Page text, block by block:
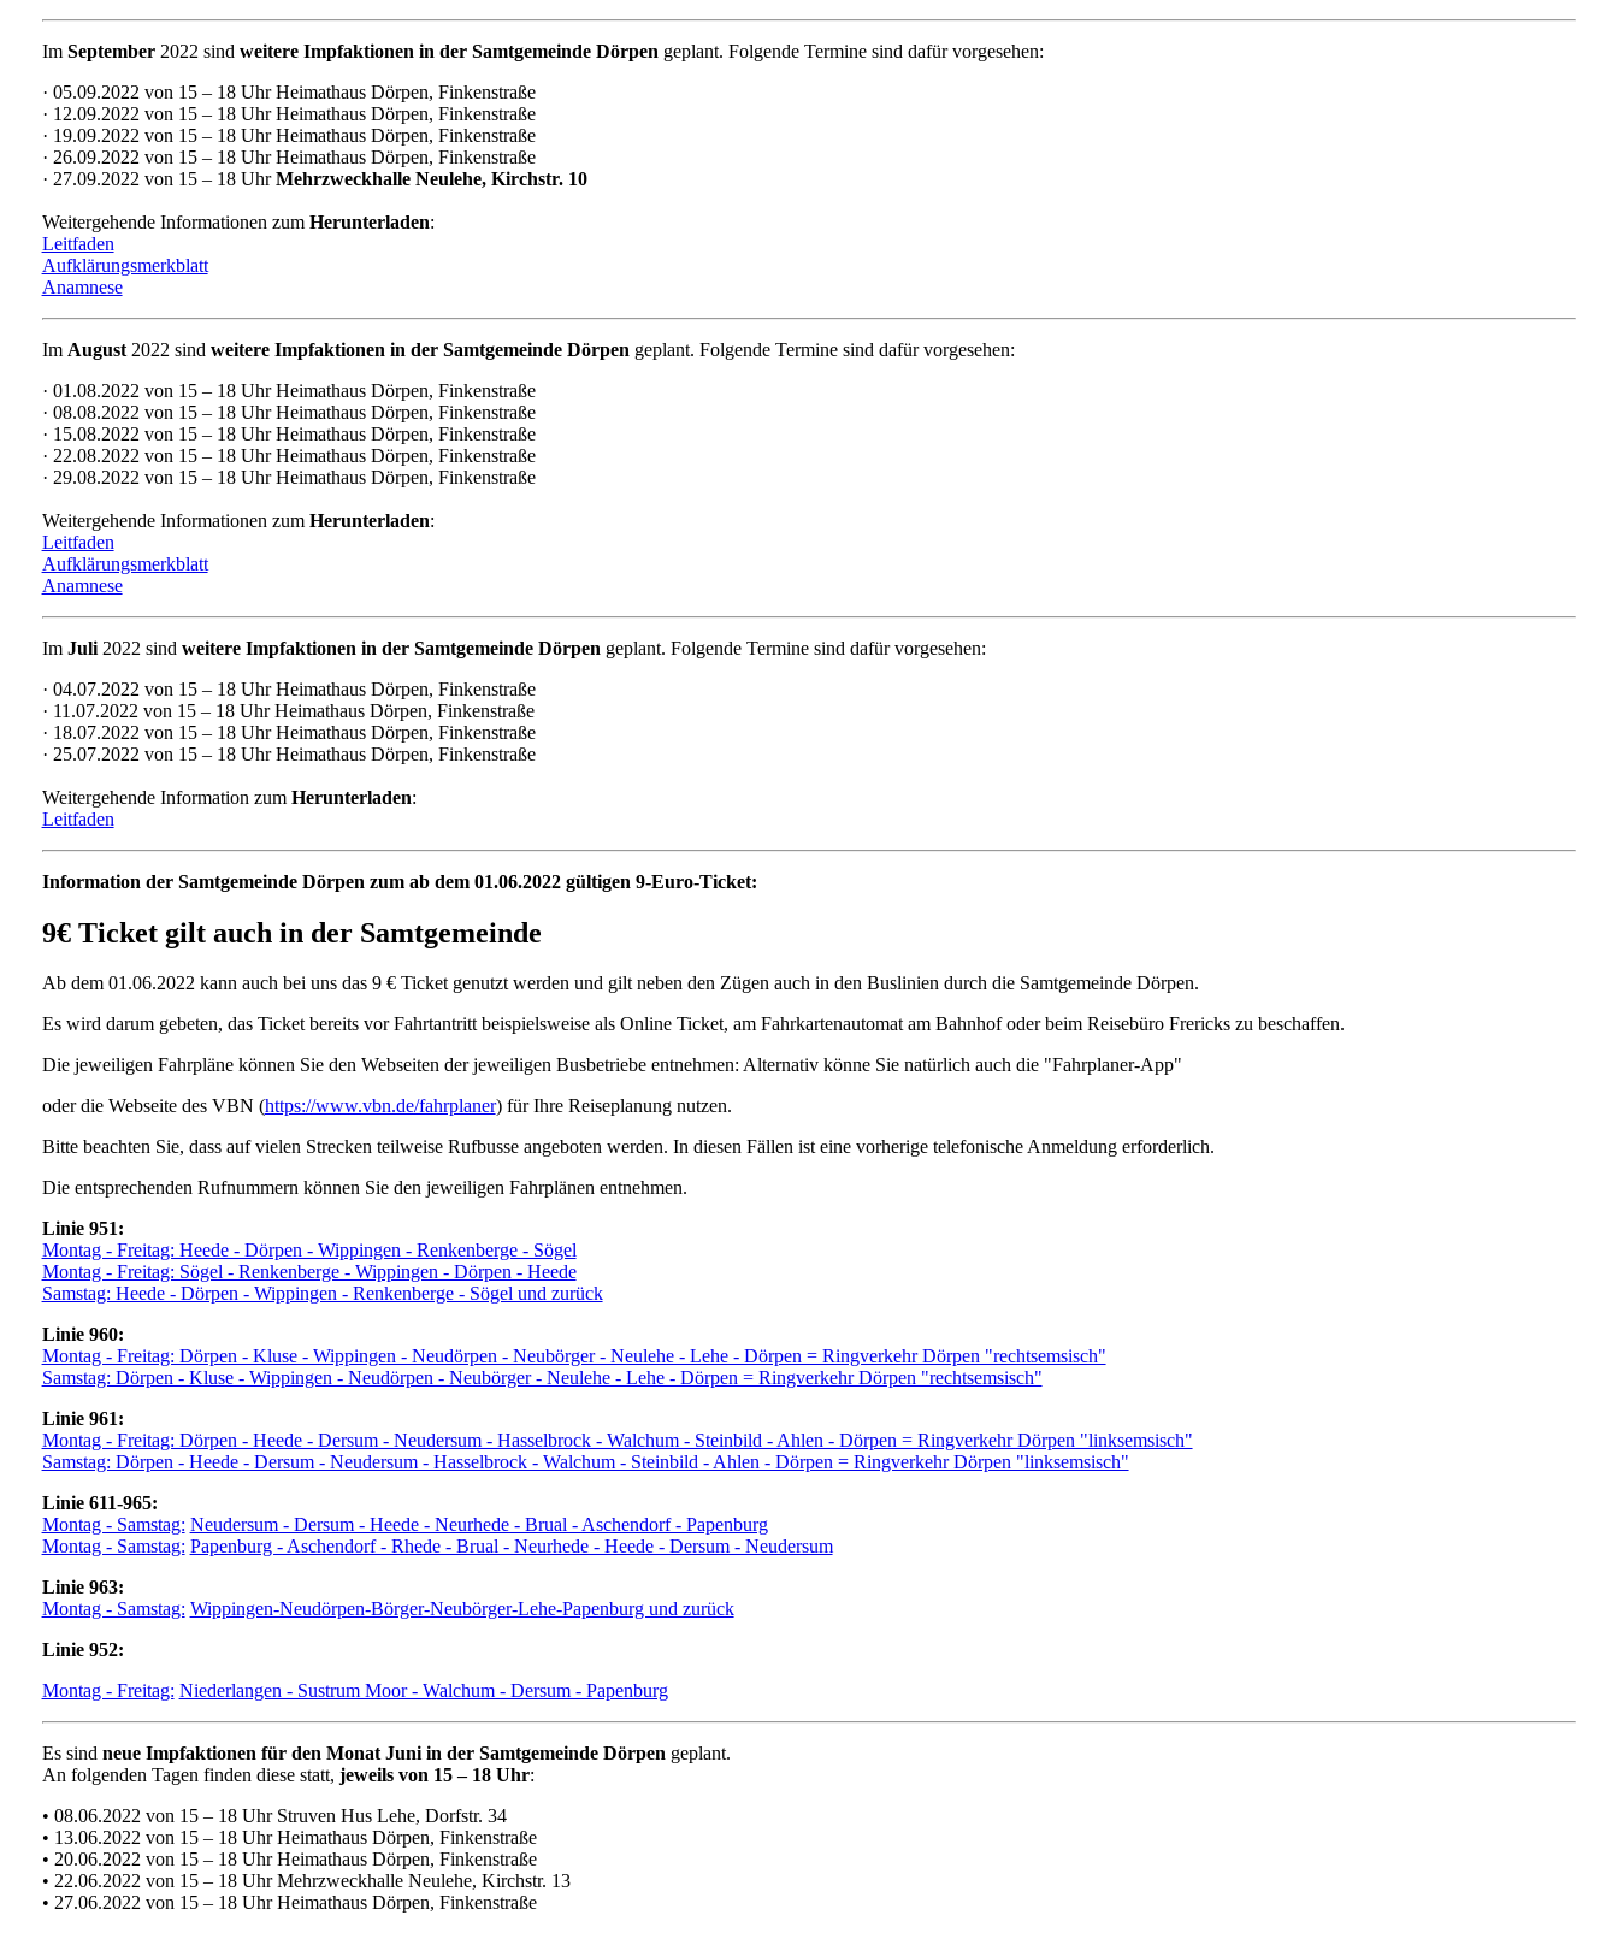
Im September2022 sind weitere Impfaktionen in der Samtgemeinde Dörpen geplant. Folgende Termine sind dafür vorgesehen:
· 05.09.2022 von 15 – 18 Uhr Heimathaus Dörpen, Finkenstraße
· 12.09.2022 von 15 – 18 Uhr Heimathaus Dörpen, Finkenstraße
· 19.09.2022 von 15 – 18 Uhr Heimathaus Dörpen, Finkenstraße
· 26.09.2022 von 15 – 18 Uhr Heimathaus Dörpen, Finkenstraße
· 27.09.2022 von 15 – 18 UhrMehrzweckhalle Neulehe, Kirchstr. 10
Weitergehende Informationen zum Herunterladen:
Leitfaden
Aufklärungsmerkblatt
Anamnese
Im August2022 sind weitere Impfaktionen in der Samtgemeinde Dörpen geplant. Folgende Termine sind dafür vorgesehen:
· 01.08.2022 von 15 – 18 Uhr Heimathaus Dörpen, Finkenstraße
· 08.08.2022 von 15 – 18 Uhr Heimathaus Dörpen, Finkenstraße
· 15.08.2022 von 15 – 18 Uhr Heimathaus Dörpen, Finkenstraße
· 22.08.2022 von 15 – 18 Uhr Heimathaus Dörpen, Finkenstraße
· 29.08.2022 von 15 – 18 Uhr Heimathaus Dörpen, Finkenstraße
Weitergehende Informationen zum Herunterladen:
Leitfaden
Aufklärungsmerkblatt
Anamnese
Im Juli2022 sind weitere Impfaktionen in der Samtgemeinde Dörpen geplant. Folgende Termine sind dafür vorgesehen:
· 04.07.2022 von 15 – 18 Uhr Heimathaus Dörpen, Finkenstraße
· 11.07.2022 von 15 – 18 Uhr Heimathaus Dörpen, Finkenstraße
· 18.07.2022 von 15 – 18 Uhr Heimathaus Dörpen, Finkenstraße
· 25.07.2022 von 15 – 18 Uhr Heimathaus Dörpen, Finkenstraße
Weitergehende Information zum Herunterladen:
Leitfaden
Information der Samtgemeinde Dörpen zum ab dem 01.06.2022 gültigen 9-Euro-Ticket:
9€ Ticket gilt auch in der Samtgemeinde
Ab dem 01.06.2022 kann auch bei uns das 9 € Ticket genutzt werden und gilt neben den Zügen auch in den Buslinien durch die Samtgemeinde Dörpen.
Es wird darum gebeten, das Ticket bereits vor Fahrtantritt beispielsweise als Online Ticket, am Fahrkartenautomat am Bahnhof oder beim Reisebüro Frericks zu beschaffen.
Die jeweiligen Fahrpläne können Sie den Webseiten der jeweiligen Busbetriebe entnehmen: Alternativ könne Sie natürlich auch die "Fahrplaner-App"
oder die Webseite des VBN (https://www.vbn.de/fahrplaner) für Ihre Reiseplanung nutzen.
Bitte beachten Sie, dass auf vielen Strecken teilweise Rufbusse angeboten werden. In diesen Fällen ist eine vorherige telefonische Anmeldung erforderlich.
Die entsprechenden Rufnummern können Sie den jeweiligen Fahrplänen entnehmen.
Linie 951:
Montag - Freitag: Heede - Dörpen - Wippingen - Renkenberge - Sögel
Montag - Freitag: Sögel - Renkenberge - Wippingen - Dörpen - Heede
Samstag: Heede - Dörpen - Wippingen - Renkenberge - Sögel und zurück
Linie 960:
Montag - Freitag: Dörpen - Kluse - Wippingen - Neudörpen - Neubörger - Neulehe - Lehe - Dörpen = Ringverkehr Dörpen "rechtsemsisch"
Samstag: Dörpen - Kluse - Wippingen - Neudörpen - Neubörger - Neulehe - Lehe - Dörpen = Ringverkehr Dörpen "rechtsemsisch"
Linie 961:
Montag - Freitag: Dörpen - Heede - Dersum - Neudersum - Hasselbrock - Walchum - Steinbild - Ahlen - Dörpen = Ringverkehr Dörpen "linksemsisch"
Samstag: Dörpen - Heede - Dersum - Neudersum - Hasselbrock - Walchum - Steinbild - Ahlen - Dörpen = Ringverkehr Dörpen "linksemsisch"
Linie 611-965:
Montag - Samstag: Neudersum - Dersum - Heede - Neurhede - Brual - Aschendorf - Papenburg
Montag - Samstag: Papenburg - Aschendorf - Rhede - Brual - Neurhede - Heede - Dersum - Neudersum
Linie 963:
Montag - Samstag: Wippingen-Neudörpen-Börger-Neubörger-Lehe-Papenburg und zurück
Linie 952:
Montag - Freitag: Niederlangen - Sustrum Moor - Walchum - Dersum - Papenburg
Es sind neue Impfaktionen für den Monat Juni in der Samtgemeinde Dörpengeplant.
An folgenden Tagen finden diese statt, jeweils von 15 – 18 Uhr:
• 08.06.2022 von 15 – 18 Uhr Struven Hus Lehe, Dorfstr. 34
• 13.06.2022 von 15 – 18 Uhr Heimathaus Dörpen, Finkenstraße
• 20.06.2022 von 15 – 18 Uhr Heimathaus Dörpen, Finkenstraße
• 22.06.2022 von 15 – 18 Uhr Mehrzweckhalle Neulehe, Kirchstr. 13
• 27.06.2022 von 15 – 18 Uhr Heimathaus Dörpen, Finkenstraße